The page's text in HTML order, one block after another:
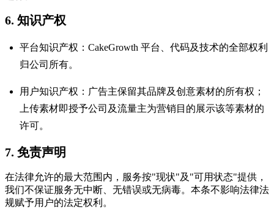
6. 知识产权
平台知识产权：CakeGrowth 平台、代码及技术的全部权利
归公司所有。
用户知识产权：广告主保留其品牌及创意素材的所有权；
上传素材即授予公司及流量主为营销目的展示该等素材的
许可。
7. 免责声明
在法律允许的最大范围内，服务按"现状"及"可用状态"提供，
我们不保证服务无中断、无错误或无病毒。本条不影响法律法
规赋予用户的法定权利。